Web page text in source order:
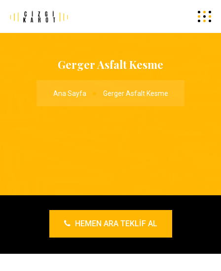
Gerger Asfalt Kesme
Ana Sayfa Gerger Asfalt Kesme
HEMEN ARA TEKLIF AL